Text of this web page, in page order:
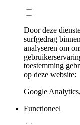
Door deze
surfgedrag
analyseren om
toestemming
op deze website:
Google
Functioneel